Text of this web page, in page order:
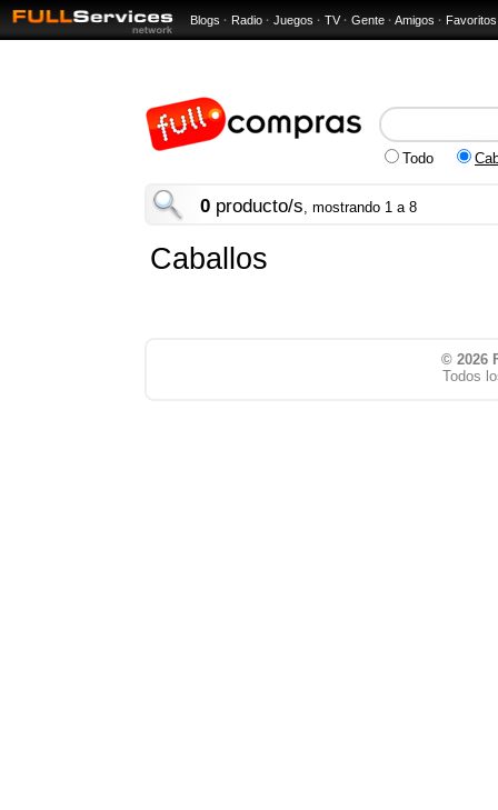
Blogs · Radio · Juegos · TV · Gente · Amigos · Favoritos
Todo
0 producto/s, mostrando 1 a 8
Caballos
© 2026
Todos